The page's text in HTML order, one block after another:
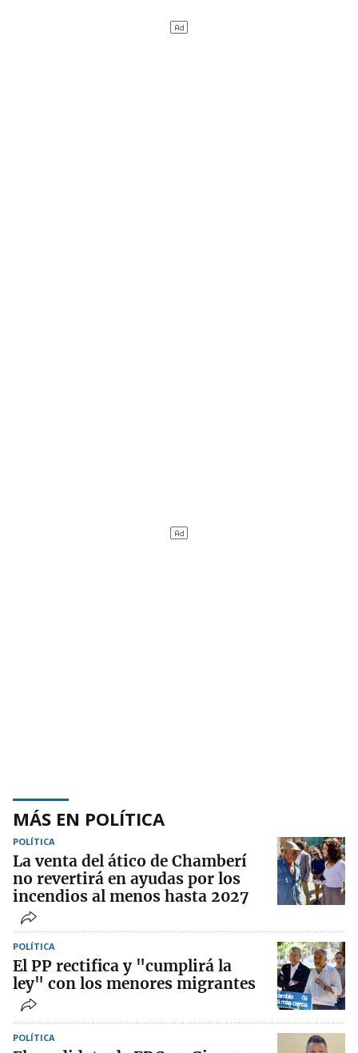
MÁS EN POLÍTICA
POLÍTICA
La venta del ático de Chamberí
no revertirá en ayudas por los
incendios al menos hasta 2027
POLÍTICA
El PP rectifica y "cumplirá la
ley" con los menores migrantes
POLÍTICA